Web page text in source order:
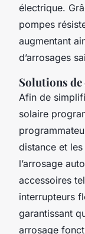
électrique.
pompes
augmentant
d’arrosages
Solutions
Afin de
solaire
distance et
l’arrosage
accessoires
interrupteurs
garantissant
arrosage